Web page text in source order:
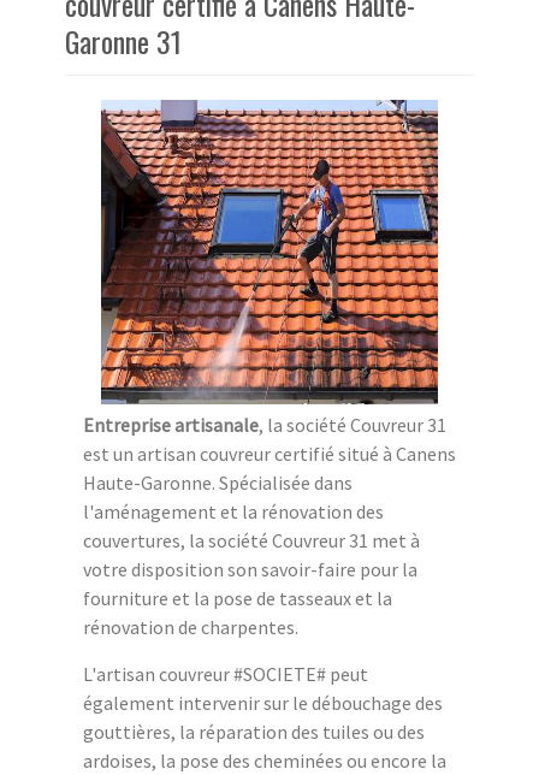
Garonne 31
Entreprise artisanale, la société Couvreur 31
est un artisan couvreur certifié situé à Canens
Haute-Garonne. Spécialisée dans
l'aménagement et la rénovation des
couvertures, la société Couvreur 31 met à
votre disposition son savoir-faire pour la
fourniture et la pose de tasseaux et la
rénovation de charpentes.
L'artisan couvreur #SOCIETE# peut
également intervenir sur le débouchage des
gouttières, la réparation des tuiles ou des
ardoises, la pose des cheminées ou encore la